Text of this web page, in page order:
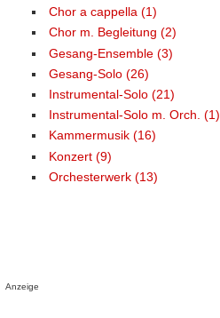
Chor a cappella (1)
Chor m. Begleitung (2)
Gesang-Ensemble (3)
Gesang-Solo (26)
Instrumental-Solo (21)
Instrumental-Solo m. Orch. (1)
Kammermusik (16)
Konzert (9)
Orchesterwerk (13)
Anzeige